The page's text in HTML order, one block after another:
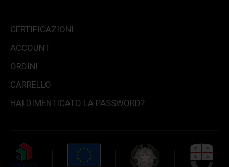
CERTIFICAZIONI
ACCOUNT
ORDINI
CARRELLO
HAI DIMENTICATO LA PASSWORD?